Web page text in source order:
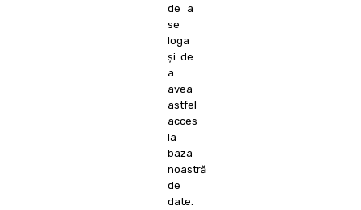
de a
se
loga
și de
a
avea
astfel
acces
la
baza
noastră
de
date.